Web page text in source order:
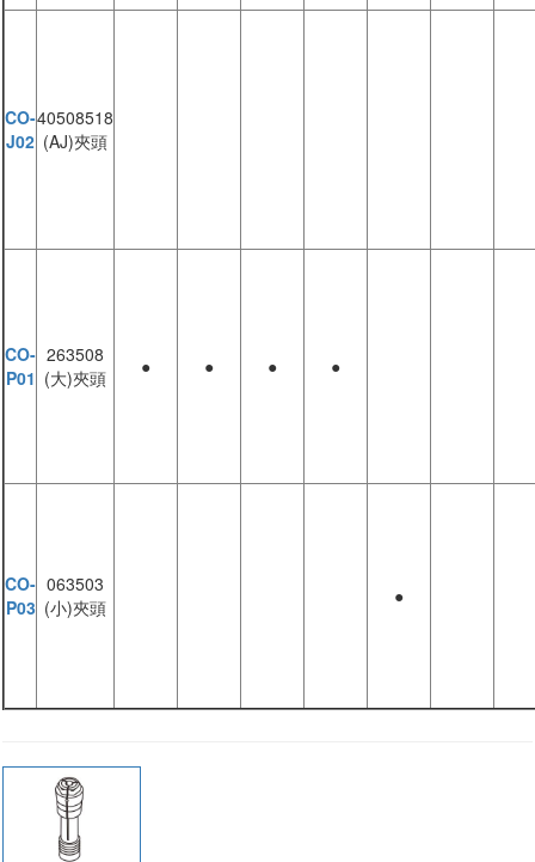
CO-
J02
40508518
(AJ)夾頭
CO-
P01
263508
(大)夾頭
● ● ● ●
CO-
P03
063503
(小)夾頭
●